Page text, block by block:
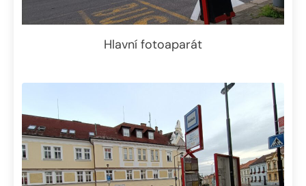
Hlavní fotoaparát